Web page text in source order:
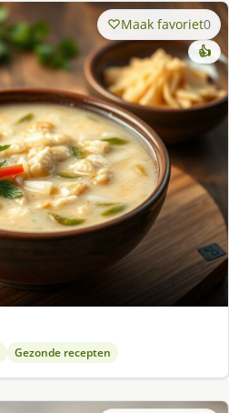
Maak favoriet0
👍
Gezonde recepten